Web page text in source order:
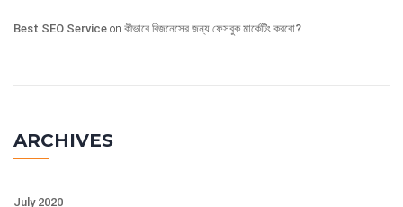
Best SEO Service on কীভাবে বিজনেসের জন্য ফেসবুক মার্কেটিং করবো?
ARCHIVES
July 2020